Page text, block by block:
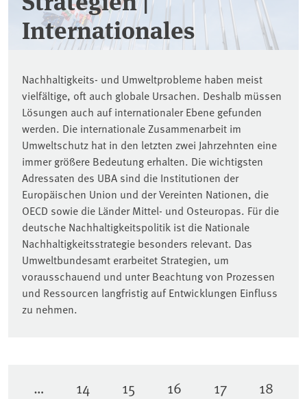
Internationales
Nachhaltigkeits- und Umweltprobleme haben meist
vielfältige, oft auch globale Ursachen. Deshalb müssen
Lösungen auch auf internationaler Ebene gefunden
werden. Die internationale Zusammenarbeit im
Umweltschutz hat in den letzten zwei Jahrzehnten eine
immer größere Bedeutung erhalten. Die wichtigsten
Adressaten des UBA sind die Institutionen der
Europäischen Union und der Vereinten Nationen, die
OECD sowie die Länder Mittel- und Osteuropas. Für die
deutsche Nachhaltigkeitspolitik ist die Nationale
Nachhaltigkeitsstrategie besonders relevant. Das
Umweltbundesamt erarbeitet Strategien, um
vorausschauend und unter Beachtung von Prozessen
und Ressourcen langfristig auf Entwicklungen Einfluss
zu nehmen.
… Seite
14 Seite
15 Seite
16 Seite
17 Seite
18